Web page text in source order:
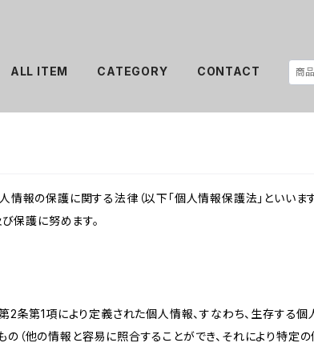
ALL ITEM CATEGORY CONTACT
報の保護に関する法律（以下「個人情報保護法」といいます
保護に努めます。
条第1項により定義された個人情報、すなわち、生存する
（他の情報と容易に照合することができ、それにより特定